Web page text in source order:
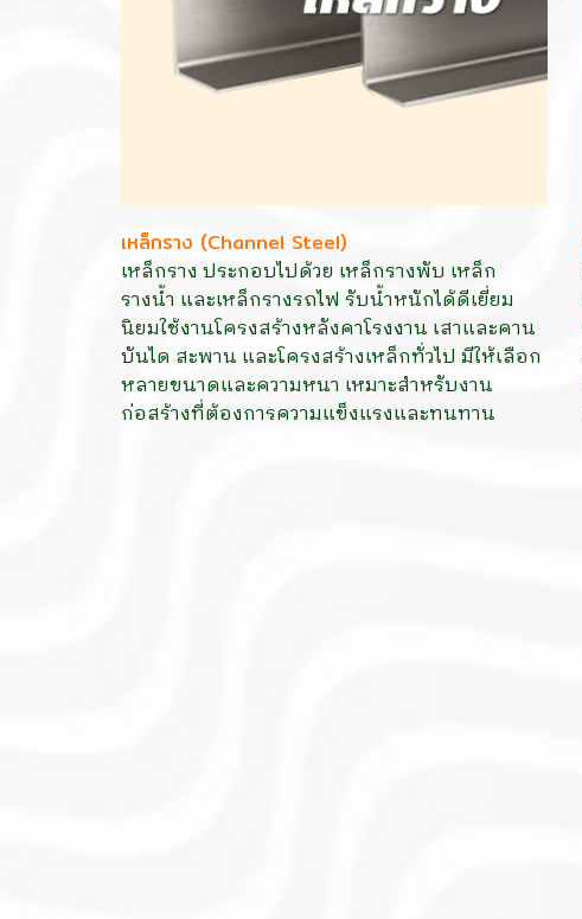
เหล็กราง (Channel Steel)
เหล็กราง ประกอบไปด้วย เหล็กรางพับ เหล็ก
รางน้ำ และเหล็กรางรถไฟ รับน้ำหนักได้ดีเยี่ยม
นิยมใช้งานโครงสร้างหลังคาโรงงาน เสาและคาน
บันได สะพาน และโครงสร้างเหล็กทั่วไป มีให้เลือก
หลายขนาดและความหนา เหมาะสำหรับงาน
ก่อสร้างที่ต้องการความแข็งแรงและทนทาน